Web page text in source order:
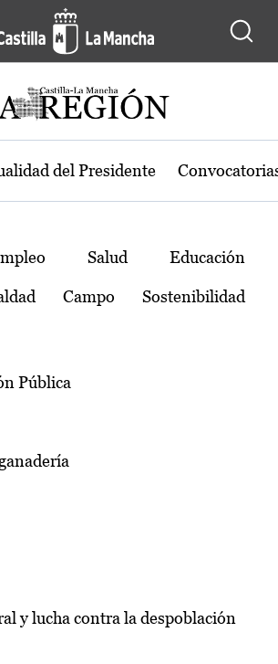
región de Castilla-La
del Presidente
Salud Educación
Campo Sostenibilidad
Pública
y lucha contra la despoblación